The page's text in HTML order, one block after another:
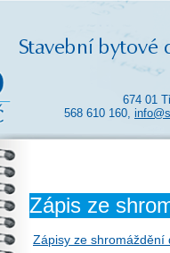
674 01
568 610 160,
Zápis ze
Zápisy ze shromáždění